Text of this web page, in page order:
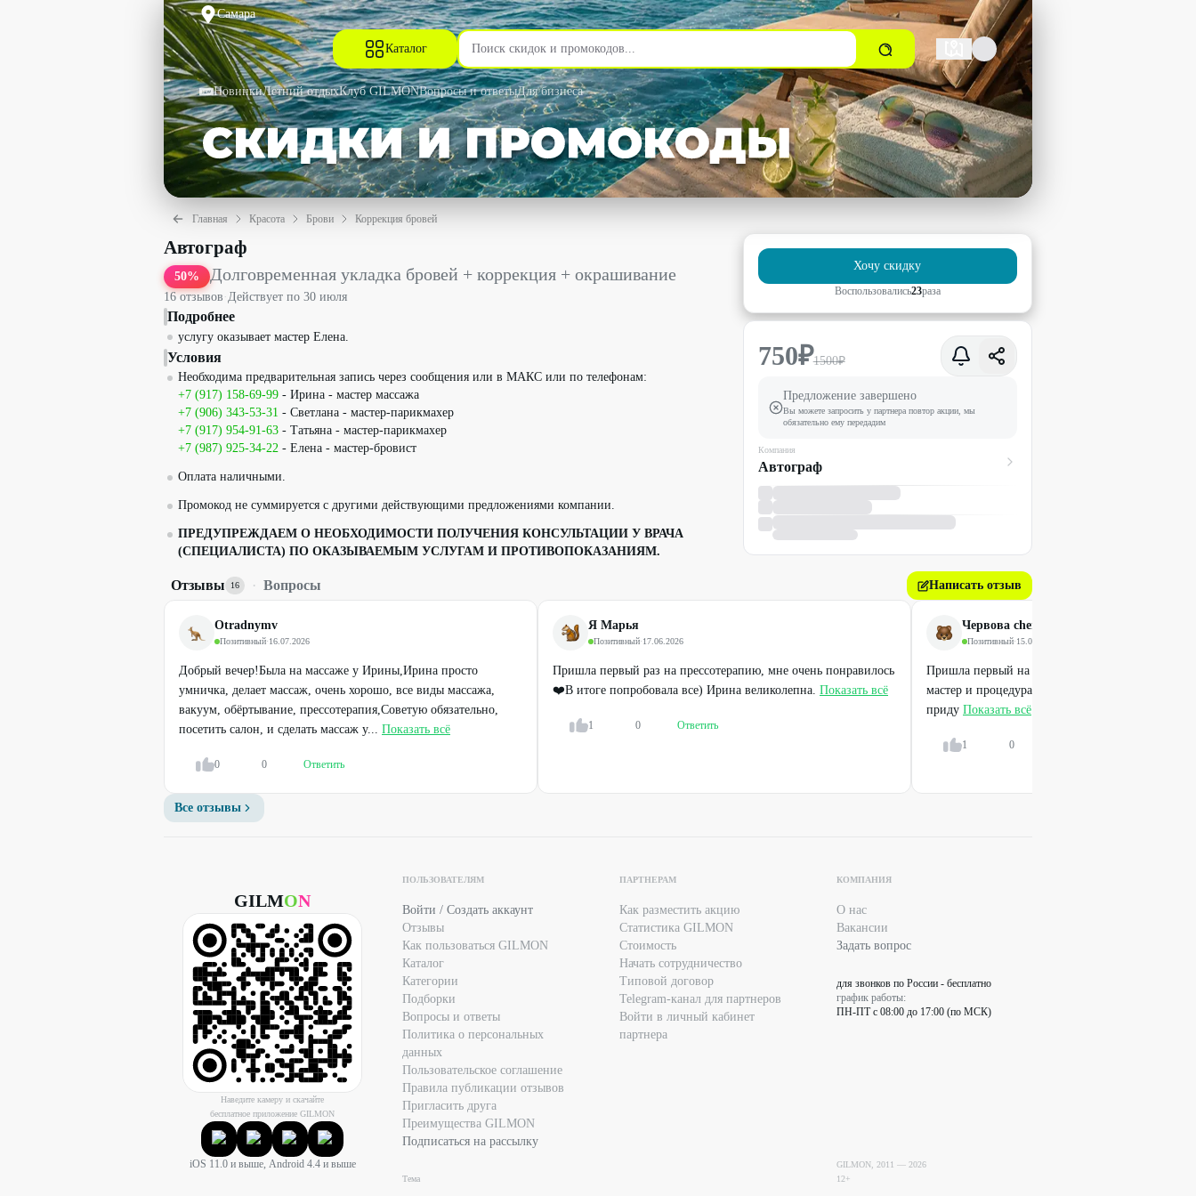
Самара
Каталог
НовинкиЛетний отдыхКлуб GILMONВопросы и ответыДля бизнеса
Главная Красота Брови Коррекция бровей
Долговременная укладка бровей + коррекция + окрашивание со скидкой 50% - Автограф в Самаре
Автограф
50% Долговременная укладка бровей + коррекция + окрашивание
16отзывов ·Действует по 30 июля
Подробнее
услугу оказывает мастер Елена.
Условия
Необходима предварительная запись через сообщения или в МАКС или по телефонам:
+7 (917) 158-69-99 - Ирина - мастер массажа
+7 (906) 343-53-31 ‬ - Светлана - мастер-парикмахер
+7 (917) 954-91-63 ‬ - Татьяна - мастер-парикмахер
+7 (987) 925-34-22 - Елена - мастер-бровист
Оплата наличными.
Промокод не суммируется с другими действующими предложениями компании.
ПРЕДУПРЕЖДАЕМ О НЕОБХОДИМОСТИ ПОЛУЧЕНИЯ КОНСУЛЬТАЦИИ У ВРАЧА
(СПЕЦИАЛИСТА) ПО ОКАЗЫВАЕМЫМ УСЛУГАМ И ПРОТИВОПОКАЗАНИЯМ.
Хочу скидку
Воспользовались23раза
750₽1500₽
Предложение завершено
Вы можете запросить у партнера повтор акции, мы
обязательно ему передадим
Компания
Автограф
Отзывы 16 · Вопросы Написать отзыв
Otradnymv
Позитивный·16.07.2026
Добрый вечер!Была на массаже у Ирины,Ирина просто
умничка, делает массаж, очень хорошо, все виды массажа,
вакуум, обёртывание, прессотерапия,Советую обязательно,
посетить салон, и сделать массаж у... Показать всё
0 0 Ответить
Я Марья
Позитивный·17.06.2026
Пришла первый раз на прессотерапию, мне очень понравилось
❤️В итоге попробовала все) Ирина великолепна. Показать всё
1 0 Ответить
Червова chervova2103
Позитивный·15.06.2026
Пришла первый на прессотерапию. Мне очень
мастер и процедура. Как устану работать, опять
приду Показать всё
1 0
Все отзывы
GILMON
Наведите камеру и скачайте
бесплатное приложение GILMON
iOS 11.0 и выше, Android 4.4 и выше
ПОЛЬЗОВАТЕЛЯМ
Войти / Создать аккаунт
Отзывы
Как пользоваться GILMON
Каталог
Категории
Подборки
Вопросы и ответы
Политика о персональных
данных
Пользовательское соглашение
Правила публикации отзывов
Пригласить друга
Преимущества GILMON
Подписаться на рассылку
Тема
ПАРТНЕРАМ
Как разместить акцию
Статистика GILMON
Стоимость
Начать сотрудничество
Типовой договор
Telegram-канал для партнеров
Войти в личный кабинет
партнера
КОМПАНИЯ
О нас
Вакансии
Задать вопрос
для звонков по России - бесплатно
график работы:
ПН-ПТ с 08:00 до 17:00 (по МСК)
GILMON, 2011 — 2026
12+